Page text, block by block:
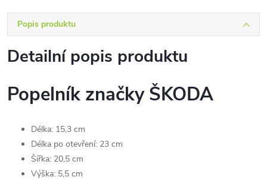
Popis produktu
Detailní popis produktu
Popelník značky ŠKODA
Délka: 15,3 cm
Délka po otevření: 23 cm
Šířka: 20,5 cm
Výška: 5,5 cm